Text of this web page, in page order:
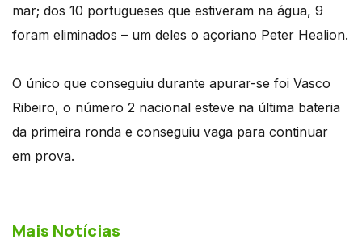
mar; dos 10 portugueses que estiveram na água, 9
foram eliminados – um deles o açoriano Peter Healion.
O único que conseguiu durante apurar-se foi Vasco
Ribeiro, o número 2 nacional esteve na última bateria
da primeira ronda e conseguiu vaga para continuar
em prova.
Mais Notícias